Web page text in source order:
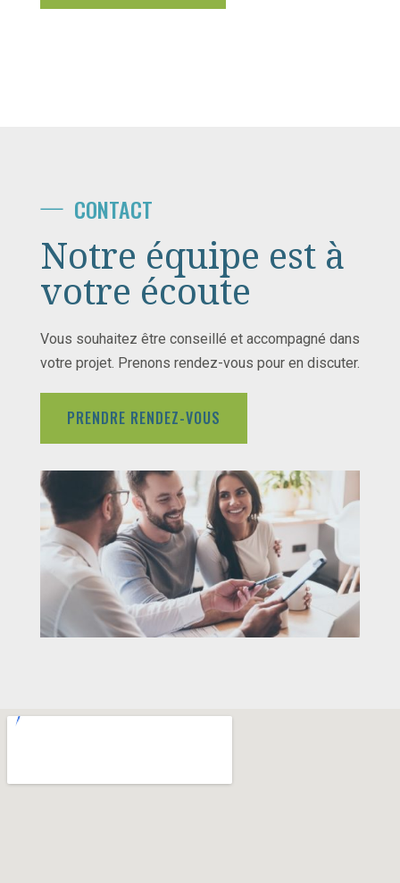
CONTACT
Notre équipe est à
votre écoute
Vous souhaitez être conseillé et accompagné dans
votre projet. Prenons rendez-vous pour en discuter.
PRENDRE RENDEZ-VOUS